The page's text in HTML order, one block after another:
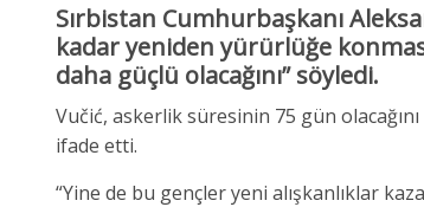
Sırbistan Cumhurbaşkanı
kadar yeniden yürürlüğe
daha güçlü olacağını” söyledi.
Vučić, askerlik süresinin 75 gün
ifade etti.
“Yine de bu gençler yeni alışkanlıklar